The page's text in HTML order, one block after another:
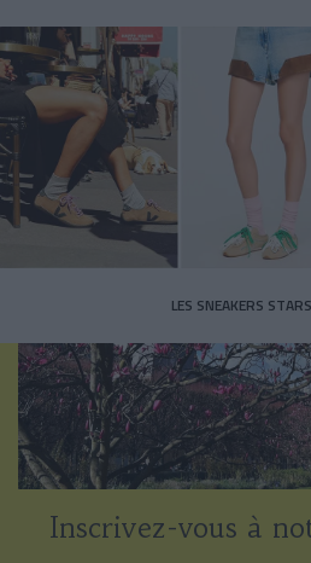
LES SNEAKERS
Inscrivez-vous à